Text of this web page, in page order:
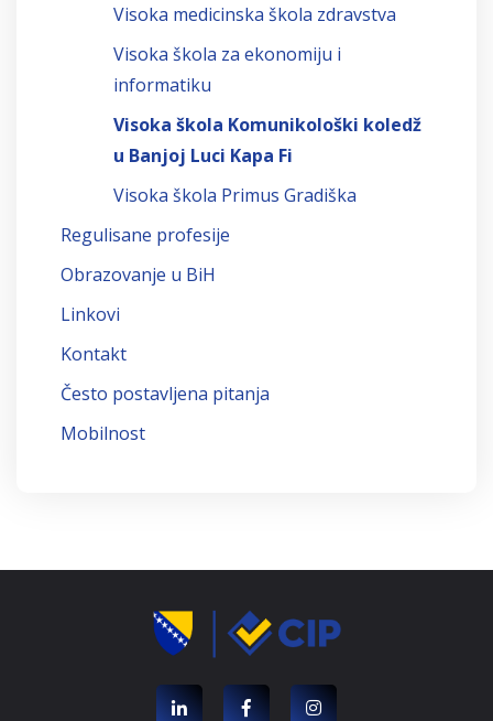
Visoka medicinska škola zdravstva
Visoka škola za ekonomiju i
informatiku
Visoka škola Komunikološki koledž
u Banjoj Luci Kapa Fi
Visoka škola Primus Gradiška
Regulisane profesije
Obrazovanje u BiH
Linkovi
Kontakt
Često postavljena pitanja
Mobilnost